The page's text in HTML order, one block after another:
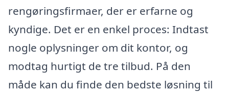
rengøringsfirmaer, der er erfarne og
kyndige. Det er en enkel proces: Indtast
nogle oplysninger om dit kontor, og
modtag hurtigt de tre tilbud. På den
måde kan du finde den bedste løsning til